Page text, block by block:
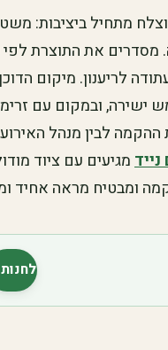
מתחיל ביציבות:
את התוצרת לפי
לריענון. מיקום
ישירה, ובמקום עם
ההקמה לבין מנהל
מגיעים עם ציוד
ומבטיח מראה אחיד
לחנות